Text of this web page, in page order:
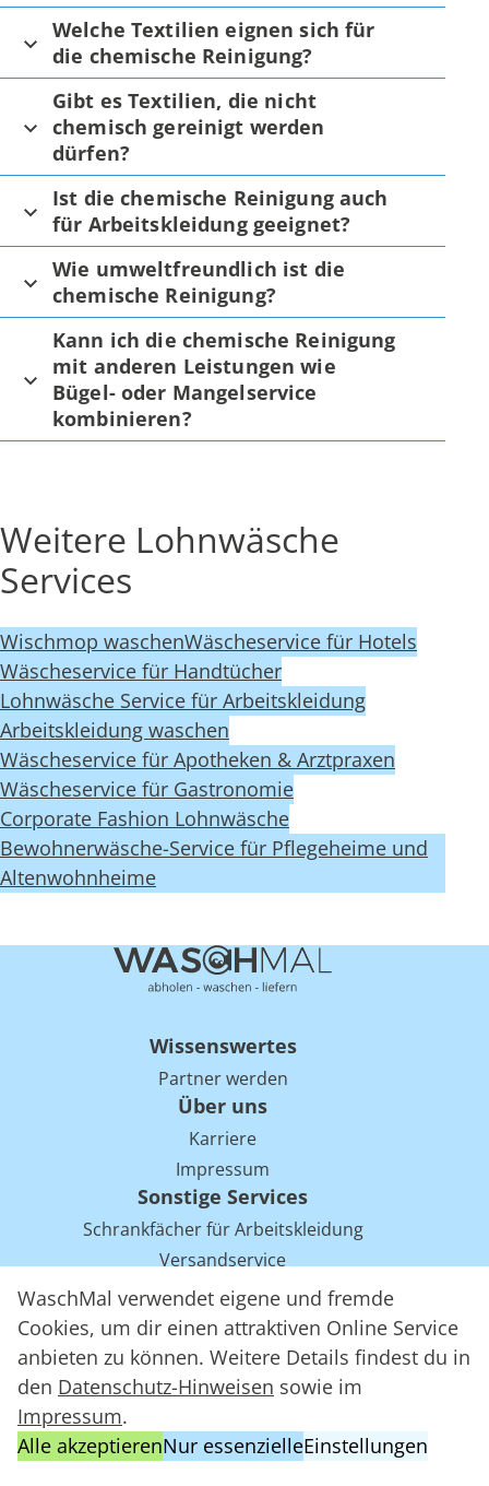
WaschMal verwendet eigene und fremde
Cookies, um dir einen attraktiven Online Service
anbieten zu können. Weitere Details findest du in
den Datenschutz-Hinweisen sowie im
Impressum.
Alle akzeptierenNur essenzielleEinstellungen
Welche Textilien eignen sich für
die chemische Reinigung?
Gibt es Textilien, die nicht
chemisch gereinigt werden
dürfen?
Ist die chemische Reinigung auch
für Arbeitskleidung geeignet?
Wie umweltfreundlich ist die
chemische Reinigung?
Kann ich die chemische Reinigung
mit anderen Leistungen wie
Bügel- oder Mangelservice
kombinieren?
Weitere Lohnwäsche
Services
Wischmop waschenWäscheservice für Hotels
Wäscheservice für Handtücher
Lohnwäsche Service für Arbeitskleidung
Arbeitskleidung waschen
Wäscheservice für Apotheken & Arztpraxen
Wäscheservice für Gastronomie
Corporate Fashion Lohnwäsche
Bewohnerwäsche-Service für Pflegeheime und
Altenwohnheime
Wissenswertes
Partner werden
Über uns
Karriere
Impressum
Sonstige Services
Schrankfächer für Arbeitskleidung
Versandservice
Einsparpotentiale für Mietwäsche bei Arbeitskleidung
Arbeitskleidung Tracking mit RFID
WaschMal GmbH 2016 – 2026
Datenschutz
Allgemeine Geschäftsbedingungen